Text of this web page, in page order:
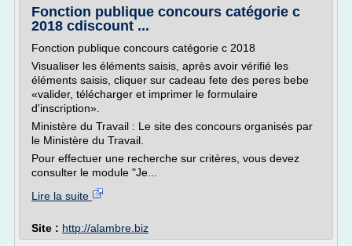
Fonction publique concours catégorie c
2018 cdiscount ...
Fonction publique concours catégorie c 2018
Visualiser les éléments saisis, après avoir vérifié les
éléments saisis, cliquer sur cadeau fete des peres bebe
«valider, télécharger et imprimer le formulaire
d'inscription».
Ministère du Travail : Le site des concours organisés par
le Ministère du Travail.
Pour effectuer une recherche sur critères, vous devez
consulter le module "Je...
Lire la suite
Site : http://alambre.biz